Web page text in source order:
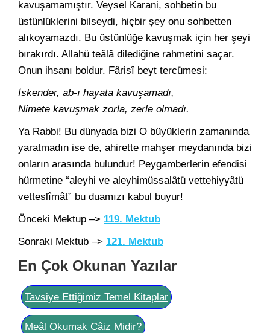
kavuşamamıştır. Veysel Karani, sohbetin bu
üstünlüklerini bilseydi, hiçbir şey onu sohbetten
alıkoyamazdı. Bu üstünlüğe kavuşmak için her şeyi
bırakırdı. Allahü teâlâ dilediğine rahmetini saçar.
Onun ihsanı boldur. Fârisî beyt tercümesi:
İskender, ab-ı hayata kavuşamadı,
Nimete kavuşmak zorla, zerle olmadı.
Ya Rabbi! Bu dünyada bizi O büyüklerin zamanında
yaratmadın ise de, ahirette mahşer meydanında bizi
onların arasında bulundur! Peygamberlerin efendisi
hürmetine “aleyhi ve aleyhimüssalâtü vettehiyyâtü
vetteslîmât” bu duamızı kabul buyur!
Önceki Mektup –> 119. Mektub
Sonraki Mektub –> 121. Mektub
En Çok Okunan Yazılar
Tavsiye Ettiğimiz Temel Kitaplar
Meâl Okumak Câiz Midir?